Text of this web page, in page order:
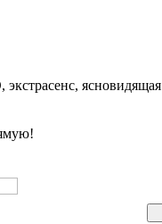
экстрасенс,